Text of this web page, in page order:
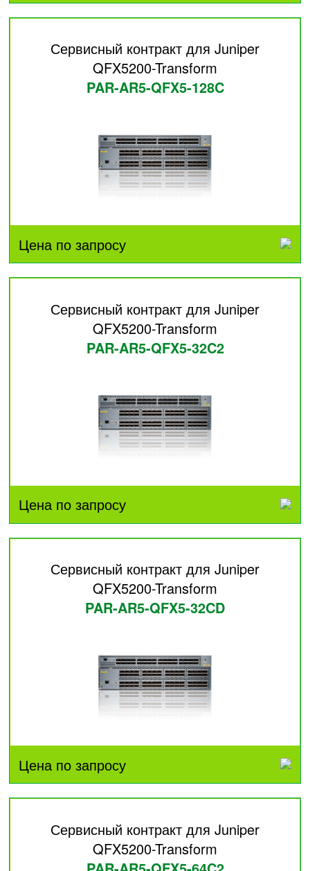
Сервисный контракт для Juniper
QFX5200-Transform
PAR-AR5-QFX5-128C
Цена по запросу
Сервисный контракт для Juniper
QFX5200-Transform
PAR-AR5-QFX5-32C2
Цена по запросу
Сервисный контракт для Juniper
QFX5200-Transform
PAR-AR5-QFX5-32CD
Цена по запросу
Сервисный контракт для Juniper
QFX5200-Transform